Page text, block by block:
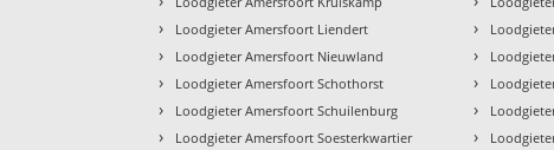
› Loodgieter Amersfoort Liendert
› Loodgieter Amersfoort Nieuwland
› Loodgieter Amersfoort Schothorst
› Loodgieter Amersfoort Schuilenburg
› Loodgieter Amersfoort Soesterkwartier
›
›
›
›
›